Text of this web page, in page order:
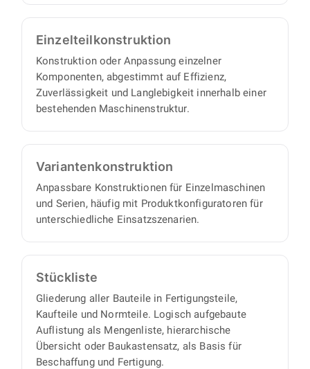
Einzelteil­konstruktion
Konstruktion oder Anpassung einzelner
Komponenten, abgestimmt auf Effizienz,
Zuverlässigkeit und Langlebigkeit innerhalb einer
bestehenden Maschinenstruktur.
Varianten­konstruktion
Anpassbare Konstruktionen für Einzelmaschinen
und Serien, häufig mit Produktkonfiguratoren für
unterschiedliche Einsatzszenarien.
Stückliste
Gliederung aller Bauteile in Fertigungsteile,
Kaufteile und Normteile. Logisch aufgebaute
Auflistung als Mengenliste, hierarchische
Übersicht oder Baukastensatz, als Basis für
Beschaffung und Fertigung.